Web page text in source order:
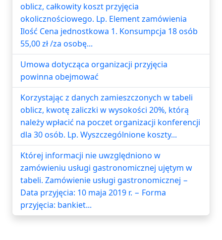
oblicz, całkowity koszt przyjęcia
okolicznościowego. Lp. Element zamówienia
Ilość Cena jednostkowa 1. Konsumpcja 18 osób
55,00 zł /za osobę...
Umowa dotycząca organizacji przyjęcia
powinna obejmować
Korzystając z danych zamieszczonych w tabeli
oblicz, kwotę zaliczki w wysokości 20%, którą
należy wpłacić na poczet organizacji konferencji
dla 30 osób. Lp. Wyszczególnione koszty...
Której informacji nie uwzględniono w
zamówieniu usługi gastronomicznej ujętym w
tabeli. Zamówienie usługi gastronomicznej −
Data przyjęcia: 10 maja 2019 r. − Forma
przyjęcia: bankiet...